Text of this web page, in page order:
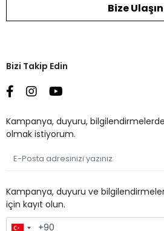
Bize Ulaşın
Bizi Takip Edin
Kampanya, duyuru,
olmak istiyorum.
Kampanya, duyuru ve
için kayıt olun.